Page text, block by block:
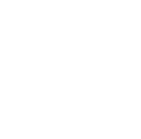
ئېرىشىدۇ